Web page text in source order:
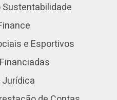
Sustentabilidade
e Esportivos